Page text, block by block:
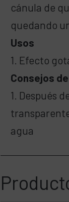
cánula de
quedando
Usos
1. Efecto
Consejos
1. Después
agua